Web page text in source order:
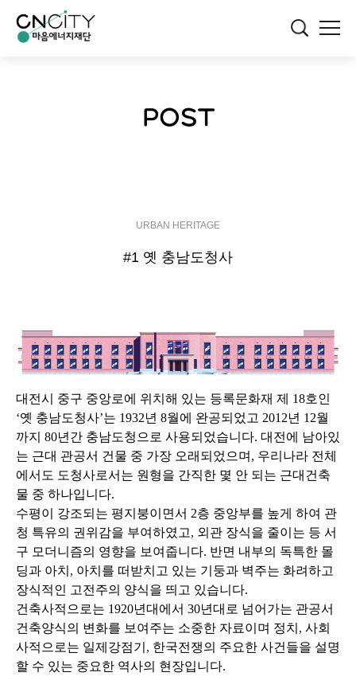
POST
URBAN HERITAGE
#1 옛 충남도청사
대전시 중구 중앙로에 위치해 있는 등록문화재 제 18호인
‘옛 충남도청사’는 1932년 8월에 완공되었고 2012년 12월
까지 80년간 충남도청으로 사용되었습니다. 대전에 남아있
는 근대 관공서 건물 중 가장 오래되었으며, 우리나라 전체
에서도 도청사로서는 원형을 간직한 몇 안 되는 근대건축
물 중 하나입니다.
수평이 강조되는 평지붕이면서 2층 중앙부를 높게 하여 관
청 특유의 권위감을 부여하였고, 외관 장식을 줄이는 등 서
구 모더니즘의 영향을 보여줍니다. 반면 내부의 독특한 몰
딩과 아치, 아치를 떠받치고 있는 기둥과 벽주는 화려하고
장식적인 고전주의 양식을 띄고 있습니다.
건축사적으로는 1920년대에서 30년대로 넘어가는 관공서
건축양식의 변화를 보여주는 소중한 자료이며 정치, 사회
사적으로는 일제강점기, 한국전쟁의 주요한 사건들을 설명
할 수 있는 중요한 역사의 현장입니다.